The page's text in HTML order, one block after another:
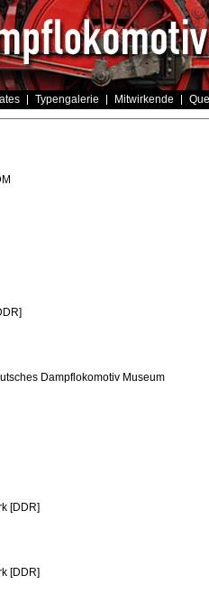
Typengalerie Mitwirkende
Dampflokomotiv Museum
[DDR]
[DDR]